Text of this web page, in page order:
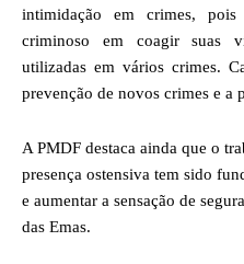
intimidação em crimes,
criminoso em coagir suas
utilizadas em vários crimes.
prevenção de novos crimes e a
A PMDF destaca ainda que o
presença ostensiva tem sido
e aumentar a sensação de
das Emas.